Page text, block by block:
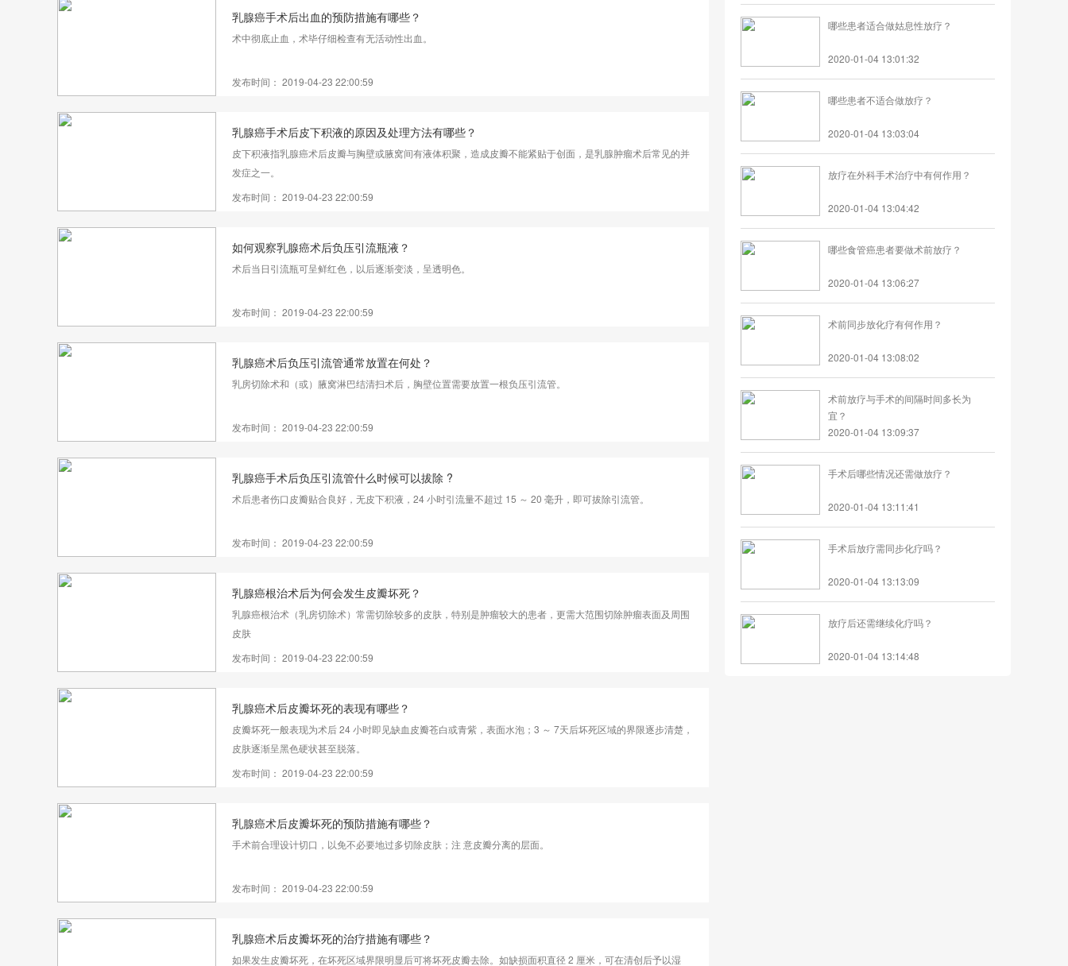
乳腺癌手术后出血的预防措施有哪些？
术中彻底止血，术毕仔细检查有无活动性出血。
发布时间： 2019-04-23 22:00:59
乳腺癌手术后皮下积液的原因及处理方法有哪些？
皮下积液指乳腺癌术后皮瓣与胸壁或腋窝间有液体积聚，造成皮瓣不能紧贴于创面，是乳腺肿瘤术后常见的并
发症之一。
发布时间： 2019-04-23 22:00:59
如何观察乳腺癌术后负压引流瓶液？
术后当日引流瓶可呈鲜红色，以后逐渐变淡，呈透明色。
发布时间： 2019-04-23 22:00:59
乳腺癌术后负压引流管通常放置在何处？
乳房切除术和（或）腋窝淋巴结清扫术后，胸壁位置需要放置一根负压引流管。
发布时间： 2019-04-23 22:00:59
乳腺癌手术后负压引流管什么时候可以拔除 ?
术后患者伤口皮瓣贴合良好，无皮下积液，24 小时引流量不超过 15 ～ 20 毫升，即可拔除引流管。
发布时间： 2019-04-23 22:00:59
乳腺癌根治术后为何会发生皮瓣坏死？
乳腺癌根治术（乳房切除术）常需切除较多的皮肤，特别是肿瘤较大的患者，更需大范围切除肿瘤表面及周围
皮肤
发布时间： 2019-04-23 22:00:59
乳腺癌术后皮瓣坏死的表现有哪些？
皮瓣坏死一般表现为术后 24 小时即见缺血皮瓣苍白或青紫，表面水泡；3 ～ 7天后坏死区域的界限逐步清楚，
皮肤逐渐呈黑色硬状甚至脱落。
发布时间： 2019-04-23 22:00:59
乳腺癌术后皮瓣坏死的预防措施有哪些？
手术前合理设计切口，以免不必要地过多切除皮肤；注 意皮瓣分离的层面。
发布时间： 2019-04-23 22:00:59
乳腺癌术后皮瓣坏死的治疗措施有哪些？
如果发生皮瓣坏死，在坏死区域界限明显后可将坏死皮瓣去除。如缺损面积直径 2 厘米，可在清创后予以湿
哪些患者适合做姑息性放疗？
2020-01-04 13:01:32
哪些患者不适合做放疗？
2020-01-04 13:03:04
放疗在外科手术治疗中有何作用？
2020-01-04 13:04:42
哪些食管癌患者要做术前放疗？
2020-01-04 13:06:27
术前同步放化疗有何作用？
2020-01-04 13:08:02
术前放疗与手术的间隔时间多长为
宜？
2020-01-04 13:09:37
手术后哪些情况还需做放疗？
2020-01-04 13:11:41
手术后放疗需同步化疗吗？
2020-01-04 13:13:09
放疗后还需继续化疗吗？
2020-01-04 13:14:48